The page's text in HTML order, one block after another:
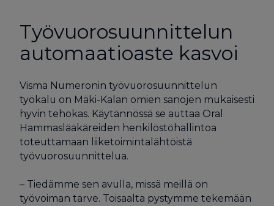
Työvuorosuunnittelun
automaatioaste kasvoi
Visma Numeronin työvuorosuunnittelun
työkalu on Mäki-Kalan omien sanojen mukaisesti
hyvin tehokas. Käytännössä se auttaa Oral
Hammaslääkäreiden henkilöstöhallintoa
toteuttamaan liiketoimintalähtöistä
työvuorosuunnittelua.
– Tiedämme sen avulla, missä meillä on
työvoiman tarve. Toisaalta pystymme tekemään